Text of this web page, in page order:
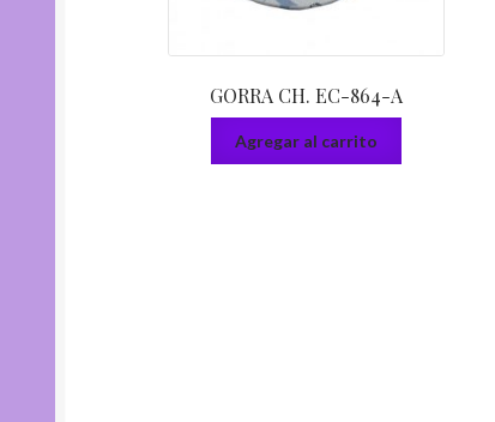
GORRA CH. EC-864-A
Agregar al carrito